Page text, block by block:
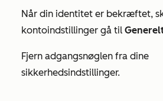
Når din identitet er bekræftet,
kontoindstillinger gå til
Fjern adgangsnøglen fra dine
sikkerhedsindstillinger.